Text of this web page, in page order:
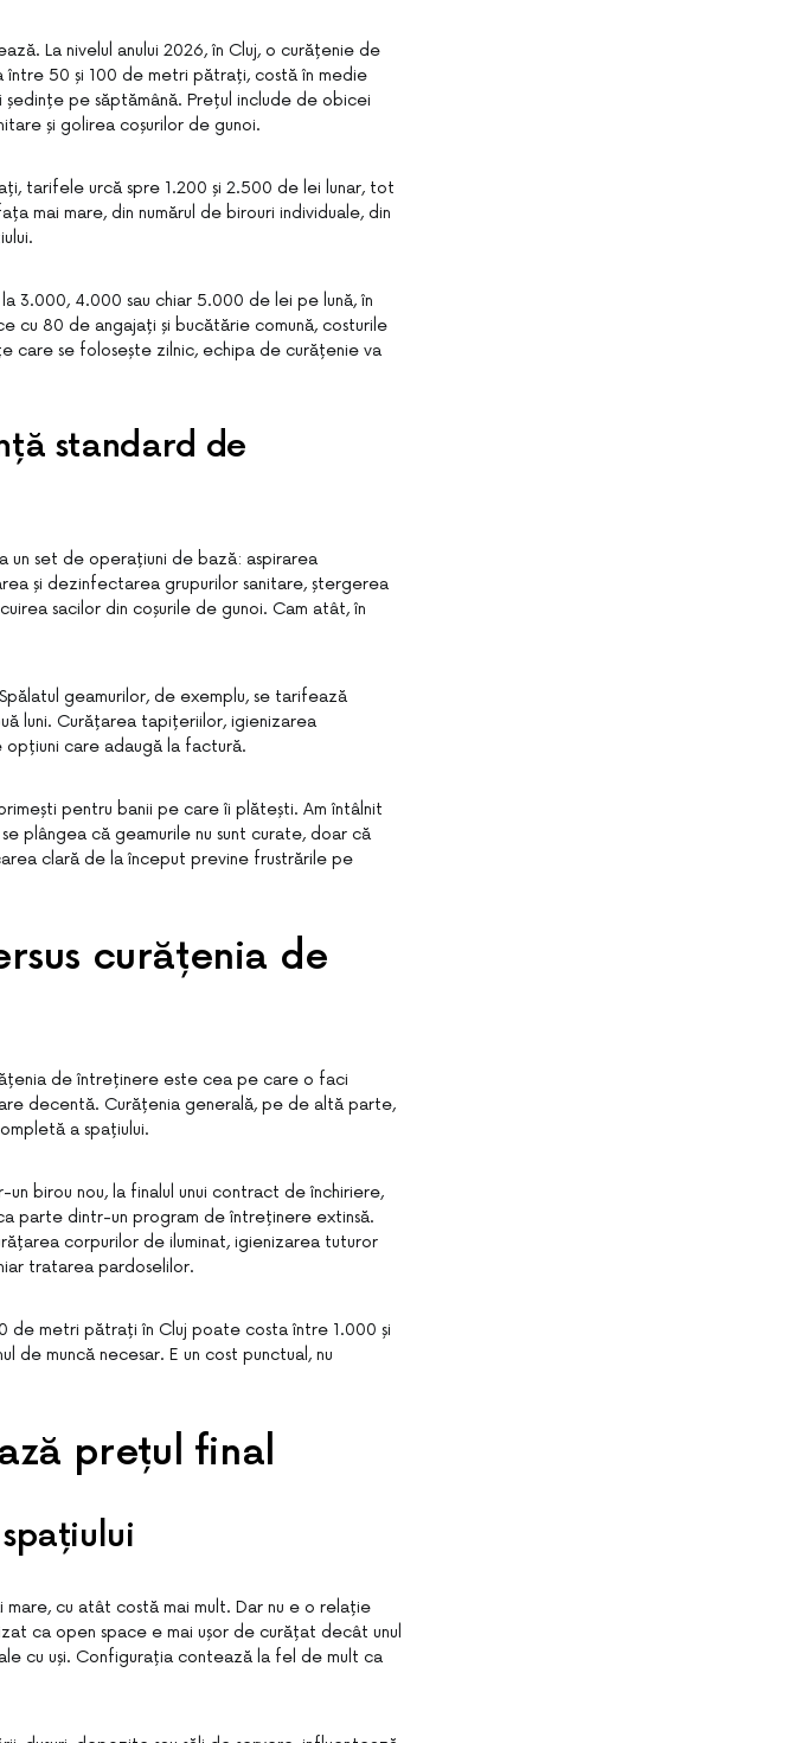
La nivelul anului 2026, în Cluj, o curățenie de
între 50 și 100 de metri pătrați, costă în medie
pe săptămână. Prețul include de obicei
și golirea coșurilor de gunoi.
tarifele urcă spre 1.200 și 2.500 de lei lunar, tot
mai mare, din numărul de birouri individuale, din
3.000, 4.000 sau chiar 5.000 de lei pe lună, în
cu 80 de angajați și bucătărie comună, costurile
care se folosește zilnic, echipa de curățenie va
standard de
un set de operațiuni de bază: aspirarea
și dezinfectarea grupurilor sanitare, ștergerea
sacilor din coșurile de gunoi. Cam atât, în
geamurilor, de exemplu, se tarifează
luni. Curățarea tapițeriilor, igienizarea
care adaugă la factură.
pentru banii pe care îi plătești. Am întâlnit
plângea că geamurile nu sunt curate, doar că
clară de la început previne frustrările pe
curățenia de
de întreținere este cea pe care o faci
decentă. Curățenia generală, pe de altă parte,
a spațiului.
birou nou, la finalul unui contract de închiriere,
parte dintr-un program de întreținere extinsă.
corpurilor de iluminat, igienizarea tuturor
tratarea pardoselilor.
de metri pătrați în Cluj poate costa între 1.000 și
de muncă necesar. E un cost punctual, nu
prețul final
cu atât costă mai mult. Dar nu e o relație
ca open space e mai ușor de curățat decât unul
cu uși. Configurația contează la fel de mult ca